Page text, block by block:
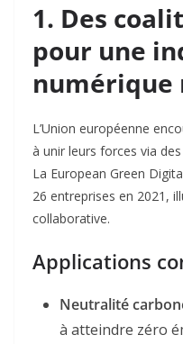
1. Des
pour une
numérique
L’Union européenne
à unir leurs forces via
La European Green
26 entreprises en 2021,
collaborative.
Applications
Neutralité
à atteindre zéro